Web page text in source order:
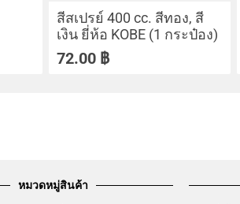
สีสเปรย์ 400 cc. สีทอง, สี
เงิน ยี่ห้อ KOBE (1 กระป๋อง)
72.00 ฿
หมวดหมู่สินค้า